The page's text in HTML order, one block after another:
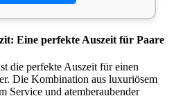
Eine perfekte Auszeit für Paare
die perfekte Auszeit für einen
Die Kombination aus luxuriösem
Service und atemberaubender